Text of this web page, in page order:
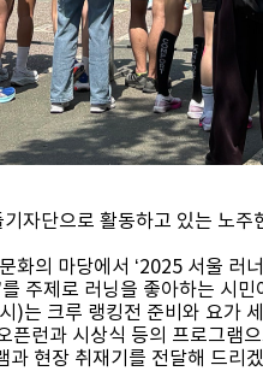
자단으로 활동하고 있는 노주
화의 마당에서 ‘2025 서울 러
를 주제로 러닝을 좋아하는 시
)는 크루 랭킹전 준비와 요가
픈런과 시상식 등의 프로그램
과 현장 취재기를 전달해 드리